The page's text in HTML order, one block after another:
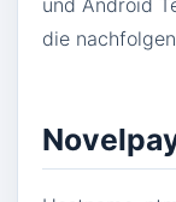
die